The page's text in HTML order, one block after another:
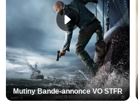
Mutiny Bande-annonce VO STFR